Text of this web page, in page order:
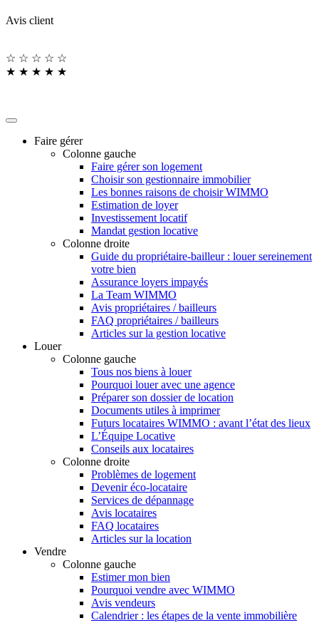
Avis client
☆ ☆ ☆ ☆ ☆
★ ★ ★ ★ ★
Faire gérer
Colonne gauche
Faire gérer son logement
Choisir son gestionnaire immobilier
Les bonnes raisons de choisir WIMMO
Estimation de loyer
Investissement locatif
Mandat gestion locative
Colonne droite
Guide du propriétaire-bailleur : louer sereinement
votre bien
Assurance loyers impayés
La Team WIMMO
Avis propriétaires / bailleurs
FAQ propriétaires / bailleurs
Articles sur la gestion locative
Louer
Colonne gauche
Tous nos biens à louer
Pourquoi louer avec une agence
Préparer son dossier de location
Documents utiles à imprimer
Futurs locataires WIMMO : avant l’état des lieux
L’Équipe Locative
Conseils aux locataires
Colonne droite
Problèmes de logement
Devenir éco-locataire
Services de dépannage
Avis locataires
FAQ locataires
Articles sur la location
Vendre
Colonne gauche
Estimer mon bien
Pourquoi vendre avec WIMMO
Avis vendeurs
Calendrier : les étapes de la vente immobilière